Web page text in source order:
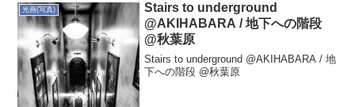
光画(写真)
Stairs to underground
@AKIHABARA / 地下への階段
@秋葉原
Stairs to underground @AKIHABARA / 地
下への階段 @秋葉原